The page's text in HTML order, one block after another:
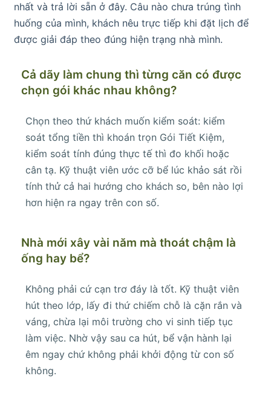
nhất và trả lời sẵn ở đây. Câu nào chưa trúng tình
huống của mình, khách nêu trực tiếp khi đặt lịch để
được giải đáp theo đúng hiện trạng nhà mình.
Cả dãy làm chung thì từng căn có được
chọn gói khác nhau không?
Chọn theo thứ khách muốn kiểm soát: kiểm
soát tổng tiền thì khoán trọn Gói Tiết Kiệm,
kiểm soát tính đúng thực tế thì đo khối hoặc
cân tạ. Kỹ thuật viên ước cỡ bể lúc khảo sát rồi
tính thử cả hai hướng cho khách so, bên nào lợi
hơn hiện ra ngay trên con số.
Nhà mới xây vài năm mà thoát chậm là
ống hay bể?
Không phải cứ cạn trơ đáy là tốt. Kỹ thuật viên
hút theo lớp, lấy đi thứ chiếm chỗ là cặn rắn và
váng, chừa lại môi trường cho vi sinh tiếp tục
làm việc. Nhờ vậy sau ca hút, bể vận hành lại
êm ngay chứ không phải khởi động từ con số
không.